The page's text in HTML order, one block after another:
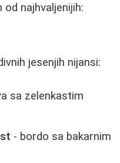
najhvaljenijih:
jesenjih nijansi:
sa zelenkastim
- bordo sa bakarnim